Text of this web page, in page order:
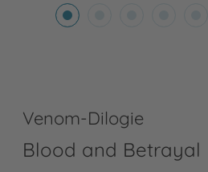
Venom-Dilogie
Blood and Betrayal